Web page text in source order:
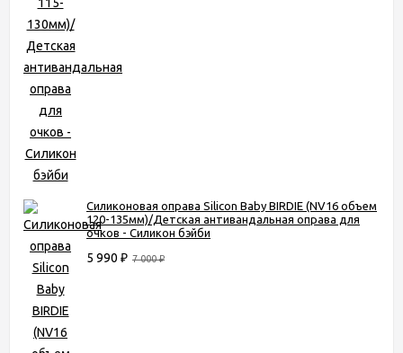
Силиконовая оправа Silicon Baby BIRDIE (NV16 объем
120-135мм)/Детская антивандальная оправа для
очков - Силикон бэйби
5 990 ₽ 7 000₽